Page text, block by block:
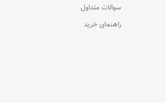
سوالات متداول
راهنمای خرید